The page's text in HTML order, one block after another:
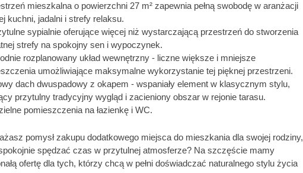
mieszkalna o powierzchni 27 m² zapewnia pełną swobodę w aranżacji
kuchni, jadalni i strefy relaksu.
sypialnie oferujące więcej niż wystarczającą przestrzeń do stworzenia
strefy na spokojny sen i wypoczynek.
rozplanowany układ wewnętrzny - liczne większe i mniejsze
umożliwiające maksymalne wykorzystanie tej pięknej przestrzeni.
dach dwuspadowy z okapem - wspaniały element w klasycznym stylu,
przytulny tradycyjny wygląd i zacieniony obszar w rejonie tarasu.
pomieszczenia na łazienkę i WC.
pomysł zakupu dodatkowego miejsca do mieszkania dla swojej rodziny,
spędzać czas w przytulnej atmosferze? Na szczęście mamy
ofertę dla tych, którzy chcą w pełni doświadczać naturalnego stylu życia